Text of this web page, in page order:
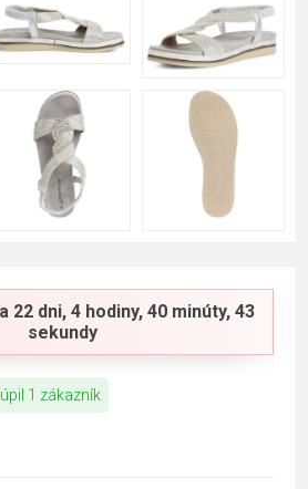
22 dni, 4 hodiny, 40 minúty, 43
sekundy
1 zákazník